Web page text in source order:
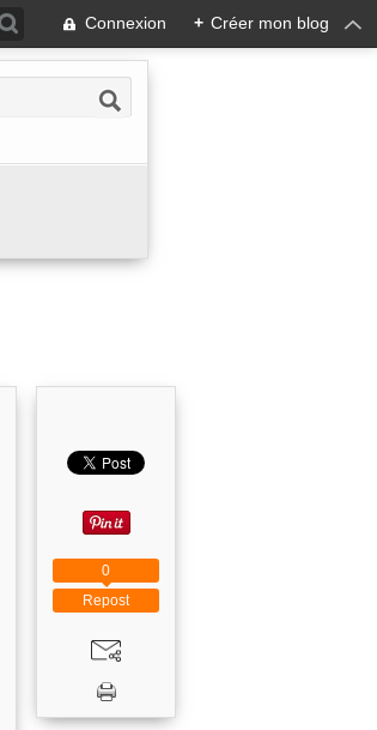
Connexion + Créer mon blog
Repost
0